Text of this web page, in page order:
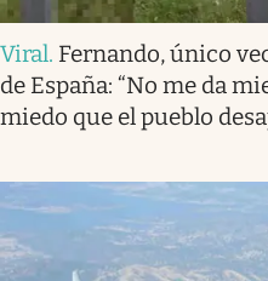
Viral. Fernando, único
de España: “No me da
miedo que el pueblo